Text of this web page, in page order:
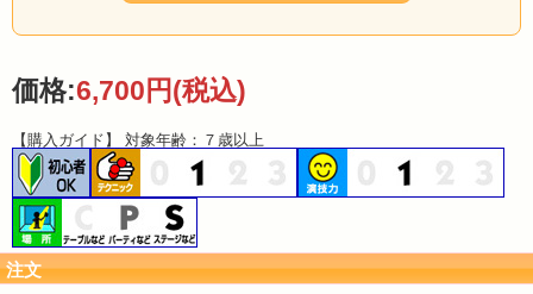
（製品の写真は塗装済み・組立済みの完成品です。）
い。「DPG 巨大アストロボール」は 新素材により従来品の重さを超えず、何と直
径 16 cmと数倍のボールサイズ（体積比）を実現しました。熟練したマジシャン
ゴの四つ玉」(U121X等)なら、直径 45 mmや 50 mmの大きなボールを使えば、そ
の演技もずっと効果的・・・ でも、大きなボールを扱うには、やはり練習量
も、もっと必要となります。ところがどうでしょう？ 「DPG 巨大アストロボー
ル」では、これだけ大きな演技ができても、全く難しくないのです！新素材があ
なたの演技をより魅力的にするだけです。本製品は、布・ギミックにシルバーの
塗料と刷毛を付属したオール一式セットです。このボールに使用できる塗料は限
られています。弊社の指定した塗料をお使い下さい。ゴールドのボールにしたい
方は、「DPG 巨大アストロボール（塗料別）」と、「金系塗料キット」(X7111K)
をご購入下さい。
価格:6,700円(税込)
【購入ガイド】 対象年齢：７歳以上
注文